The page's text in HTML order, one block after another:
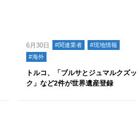
6月30日 #関連業者
#現地情報
#海外
トルコ、「ブルサとジュマルクズッ
ク」など2件が世界遺産登録